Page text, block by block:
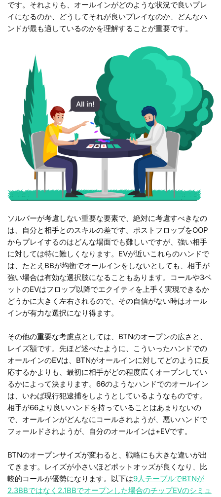
です。それよりも、オールインがどのような状況で良いプレ
イになるのか、どうしてそれが良いプレイなのか、どんなハ
ンドが最も適しているのかを理解することが重要です。
ソルバーが考慮しない重要な要素で、絶対に考慮すべきなの
は、自分と相手とのスキルの差です。ポストフロップをOOP
からプレイするのはどんな場面でも難しいですが、強い相手
に対しては特に難しくなります。EVが近いこれらのハンドで
は、たとえBBが均衡でオールインをしないとしても、相手が
強い場合は有効な選択肢になることもあります。コールや3ベ
ットのEVはフロップ以降でエクイティを上手く実現できるか
どうかに大きく左右されるので、その自信がない時はオール
インが有力な選択になり得ます。
その他の重要な考慮点としては、BTNのオープンの広さと、
レイズ額です。先ほど述べたように、こういったハンドでの
オールインのEVは、BTNがオールインに対してどのように反
応するかよりも、最初に相手がどの程度広くオープンしてい
るかによって決まります。66のようなハンドでのオールイン
は、いわば現行犯逮捕をしようとしているようなものです。
相手が66より良いハンドを持っていることはあまりないの
で、オールインがどんなにコールされようが、悪いハンドで
フォールドされようが、自分のオールインは+EVです。
BTNのオープンサイズが変わると、戦略にも大きな違いが出
てきます。レイズが小さいほどポットオッズが良くなり、比
較的コールが優勢になります。以下は9人テーブルでBTNが
2.3BBではなく2.1BBでオープンした場合のチップEVのシミュ